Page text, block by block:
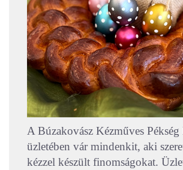
A Búzakovász Kézműves Pékség
üzletében vár mindenkit, aki
kézzel készült finomságokat.